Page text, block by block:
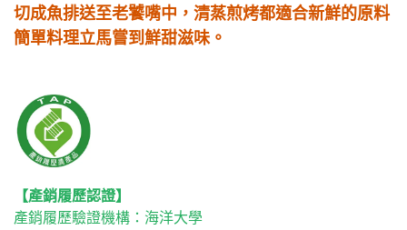
切成魚排送至老饕嘴中，清蒸煎烤都適合新鮮的原料
簡單料理立馬嘗到鮮甜滋味。
【產銷履歷認證】
產銷履歷驗證機構：海洋大學